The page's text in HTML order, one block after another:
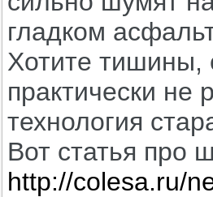
гладком
Хотите тишины,
практически
технология
Вот статья про
http://colesa.ru/